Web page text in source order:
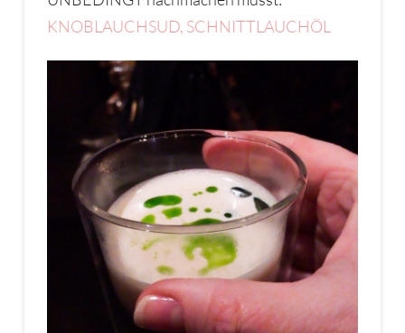
KNOBLAUCHSUD, SCHNITTLAUCHÖL